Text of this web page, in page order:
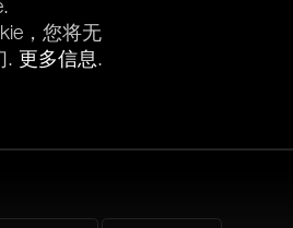
，您将无
. 更多信息.